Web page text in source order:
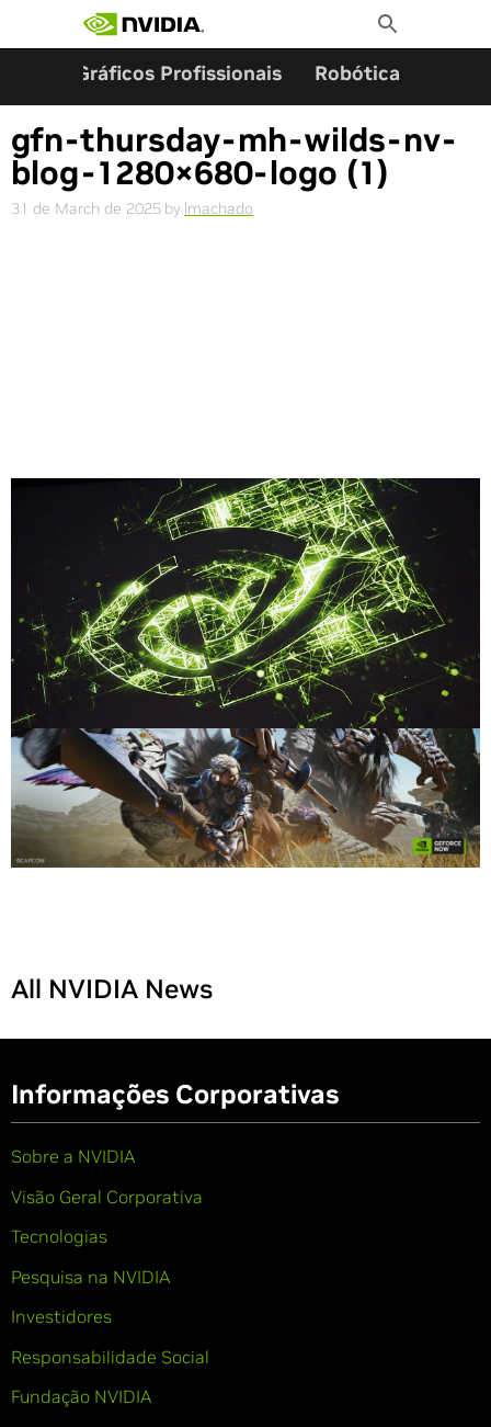
Toggle
Search
Gráficos Profissionais Robótica
gfn-thursday-mh-wilds-nv-
blog-1280×680-logo (1)
31 de March de 2025 by lmachado
All NVIDIA News
Informações Corporativas
Sobre a NVIDIA
Visão Geral Corporativa
Tecnologias
Pesquisa na NVIDIA
Investidores
Responsabilidade Social
Fundação NVIDIA